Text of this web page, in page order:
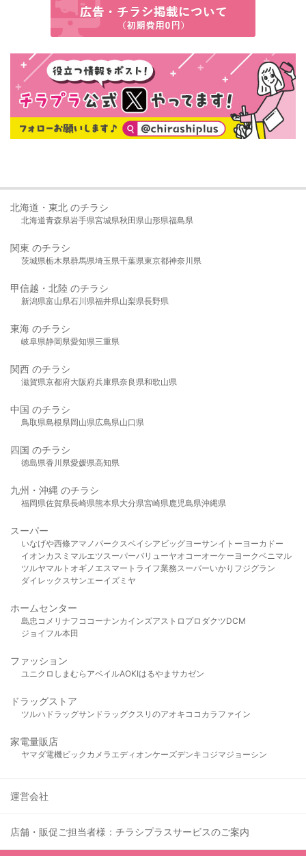
北海道・東北 のチラシ
北海道青森県岩手県宮城県秋田県山形県福島県
関東 のチラシ
茨城県栃木県群馬県埼玉県千葉県東京都神奈川県
甲信越・北陸 のチラシ
新潟県富山県石川県福井県山梨県長野県
東海 のチラシ
岐阜県静岡県愛知県三重県
関西 のチラシ
滋賀県京都府大阪府兵庫県奈良県和歌山県
中国 のチラシ
鳥取県島根県岡山県広島県山口県
四国 のチラシ
徳島県香川県愛媛県高知県
九州・沖縄 のチラシ
福岡県佐賀県長崎県熊本県大分県宮崎県鹿児島県沖縄県
スーパー
いなげや西條アマノパークスベイシア ビッグヨーサンイトーヨーカドー
イオンカスミ マルエツスーパーバリューヤオコーオーケー ヨークベニマル
ツルヤマルト オギノ エスマート ライフ業務スーパーいかり フジグラン
ダイレックスサンエーイズミヤ
ホームセンター
島忠 コメリ ナフコ コーナンカインズアストロプロダクツDCM
ジョイフル本田
ファッション
ユニクロ しまむら アベイルAOKIはるやま サカゼン
ドラッグストア
ツルハドラッグサンドラッグクスリのアオキ ココカラファイン
家電量販店
ヤマダ電機ビックカメラ エディオンケーズデンキ コジマジョーシン
運営会社
店舗・販促ご担当者様：チラシプラスサービスのご案内